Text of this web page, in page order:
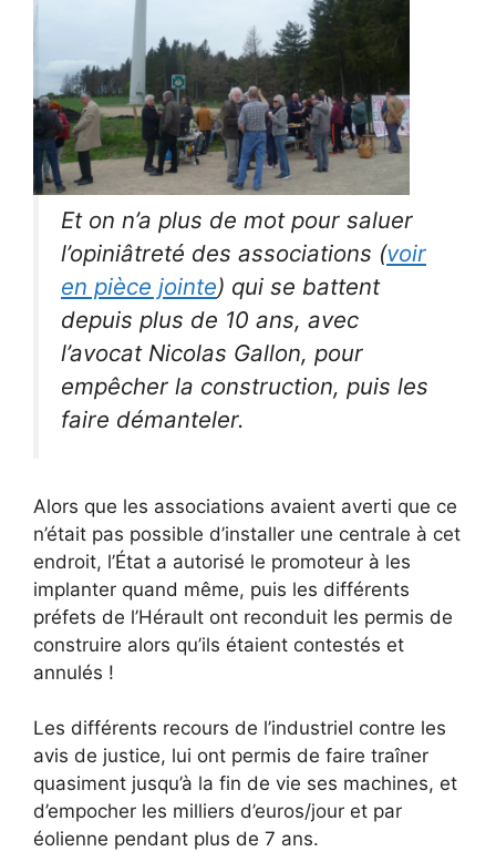
Et on n’a plus de mot pour saluer
l’opiniâtreté des associations (voir
en pièce jointe) qui se battent
depuis plus de 10 ans, avec
l’avocat Nicolas Gallon, pour
empêcher la construction, puis les
faire démanteler.
Alors que les associations avaient averti que ce
n’était pas possible d’installer une centrale à cet
endroit, l’État a autorisé le promoteur à les
implanter quand même, puis les différents
préfets de l’Hérault ont reconduit les permis de
construire alors qu’ils étaient contestés et
annulés !
Les différents recours de l’industriel contre les
avis de justice, lui ont permis de faire traîner
quasiment jusqu’à la fin de vie ses machines, et
d’empocher les milliers d’euros/jour et par
éolienne pendant plus de 7 ans.